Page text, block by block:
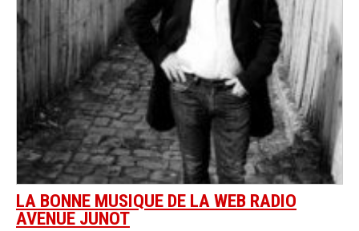
LA BONNE MUSIQUE DE LA WEB RADIO
AVENUE JUNOT